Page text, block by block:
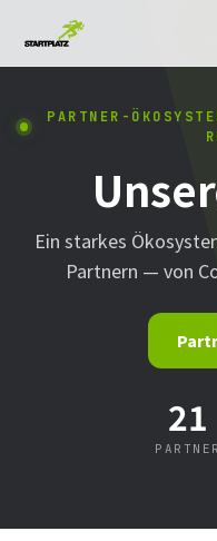
PARTNER-
Ein starkes
Partnern — von
21
PARTNER